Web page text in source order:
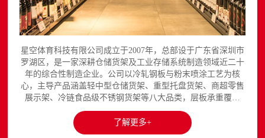
星空体育科技有限公司成立于2007年，总部设于广东省深圳市
罗湖区，是一家深耕仓储货架及工业存储系统制造领域近二十
年的综合性制造企业。公司以冷轧钢板与粉末喷涂工艺为核
心，主导产品涵盖轻中型仓储货架、重型托盘货架、商超零售
展示架、冷链食品级不锈钢货架等八大品类，层板承重覆盖
150至3000kg，产品出口欧美、东南亚、中东等区域市场，已
与国内外超过300家企业建立长期合作关系。星空平台官网提
供完整的产品展示与在线咨询服务...
了解更多+